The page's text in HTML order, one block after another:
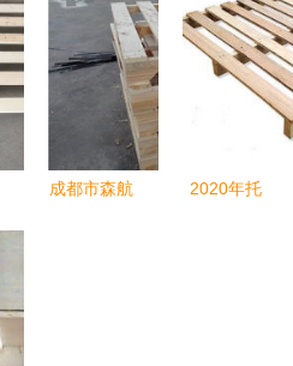
包装材料厂
到包装箱的
创意设计
成都市森航
2020年托